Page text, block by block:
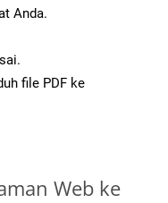
Anda.
file PDF ke
Web ke